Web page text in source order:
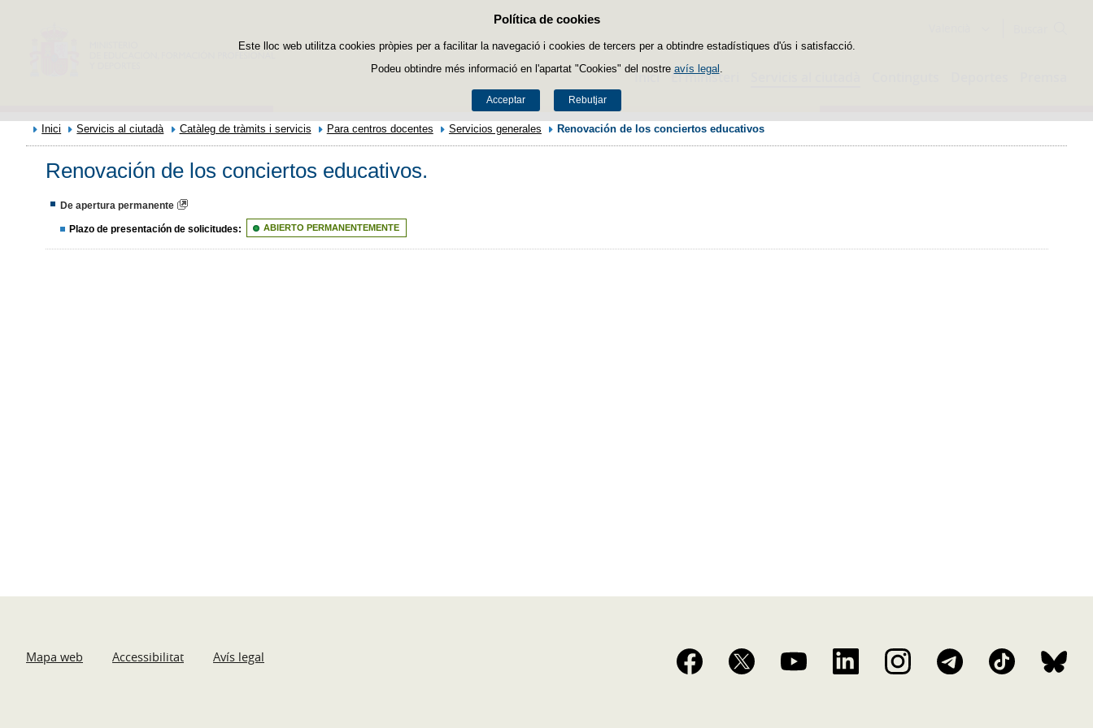
Política de cookies
Este lloc web utilitza cookies pròpies per a facilitar la navegació i cookies de tercers per a obtindre estadístiques d'ús i satisfacció.
Podeu obtindre més informació en l'apartat "Cookies" del nostre avís legal
Acceptar Rebutjar
Passar al contingut
Inici El ministeri
Inici Servicis al ciutadà Catàleg de tràmits i servicis Para centros docentes Servicios generales Renovación de los conciertos educativos
Renovación de los conciertos educativos.
De apertura permanente
Plazo de presentación de solicitudes: ABIERTO PERMANENTEMENTE
Mapa web Accessibilitat Avís legal